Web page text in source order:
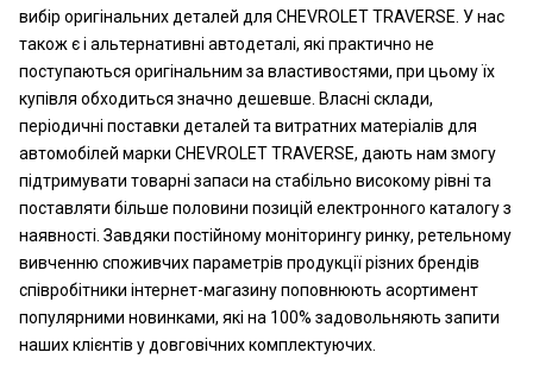
вибір оригінальних деталей для CHEVROLET TRAVERSE. У нас
також є і альтернативні автодеталі, які практично не
поступаються оригінальним за властивостями, при цьому їх
купівля обходиться значно дешевше. Власні склади,
періодичні поставки деталей та витратних матеріалів для
автомобілей марки CHEVROLET TRAVERSE, дають нам змогу
підтримувати товарні запаси на стабільно високому рівні та
поставляти більше половини позицій електронного каталогу з
наявності. Завдяки постійному моніторингу ринку, ретельному
вивченню споживчих параметрів продукції різних брендів
співробітники інтернет-магазину поповнюють асортимент
популярними новинками, які на 100% задовольняють запити
наших клієнтів у довговічних комплектуючих.